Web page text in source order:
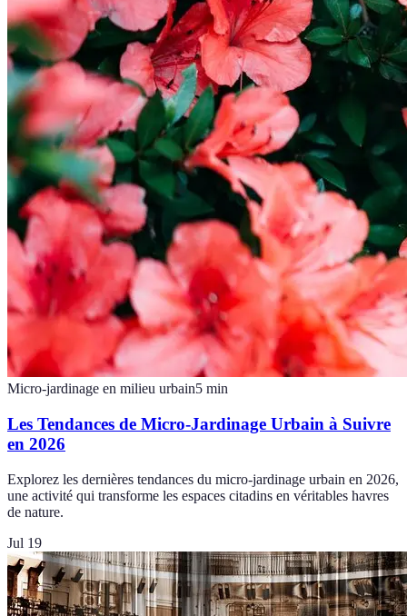
Micro-jardinage en milieu urbain5 min
Les Tendances de Micro-Jardinage Urbain à Suivre
en 2026
Explorez les dernières tendances du micro-jardinage urbain en 2026,
une activité qui transforme les espaces citadins en véritables havres
de nature.
Jul 19